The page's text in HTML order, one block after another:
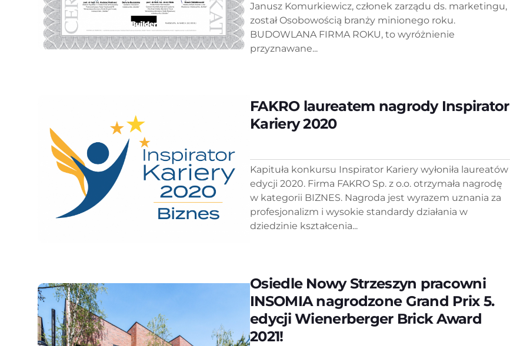
Janusz Komurkiewicz, członek zarządu ds. marketingu,
został Osobowością branży minionego roku.
BUDOWLANA FIRMA ROKU, to wyróżnienie
przyznawane...
FAKRO laureatem nagrody Inspirator
Kariery 2020
Kapituła konkursu Inspirator Kariery wyłoniła laureatów
edycji 2020. Firma FAKRO Sp. z o.o. otrzymała nagrodę
w kategorii BIZNES. Nagroda jest wyrazem uznania za
profesjonalizm i wysokie standardy działania w
dziedzinie kształcenia...
Osiedle Nowy Strzeszyn pracowni
INSOMIA nagrodzone Grand Prix 5.
edycji Wienerberger Brick Award
2021!